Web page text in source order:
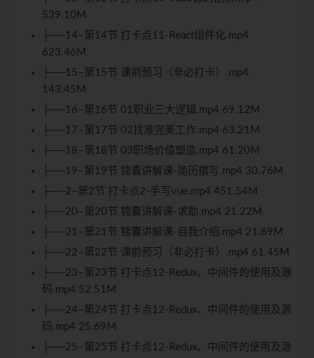
539.10M
├──14–第14节 打卡点11-React组件化.mp4
623.46M
├──15–第15节 课前预习（非必打卡）.mp4
143.45M
├──16–第16节 01职业三大逻辑.mp4 69.12M
├──17–第17节 02找准完美工作.mp4 63.21M
├──18–第18节 03职场价值塑造.mp4 61.20M
├──19–第19节 锦囊讲解课-简历撰写.mp4 30.76M
├──2–第2节 打卡点2-手写vue.mp4 451.54M
├──20–第20节 锦囊讲解课-求助.mp4 21.22M
├──21–第21节 锦囊讲解课-自我介绍.mp4 21.69M
├──22–第22节 课前预习（非必打卡）.mp4 61.45M
├──23–第23节 打卡点12-Redux、中间件的使用及源
码.mp4 52.51M
├──24–第24节 打卡点12-Redux、中间件的使用及源
码.mp4 25.69M
├──25–第25节 打卡点12-Redux、中间件的使用及源